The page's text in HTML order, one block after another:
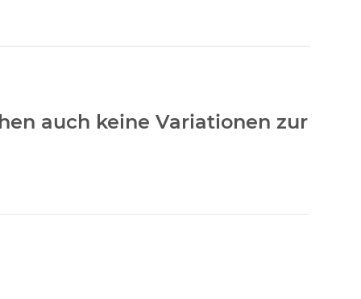
auch keine Variationen zur